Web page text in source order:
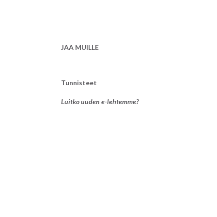
JAA MUILLE
Tunnisteet
Luitko uuden e-lehtemme?